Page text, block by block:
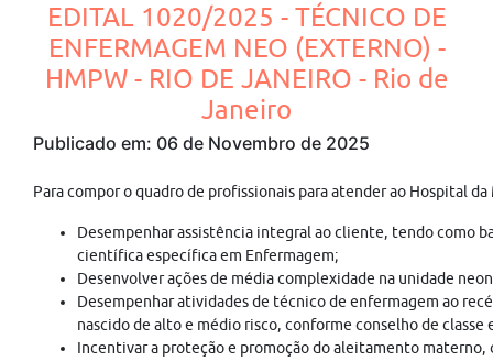
EDITAL 1020/2025 - TÉCNICO DE
ENFERMAGEM NEO (EXTERNO) -
HMPW - RIO DE JANEIRO - Rio de
Janeiro
Publicado em: 06 de Novembro de 2025
Para compor o quadro de profissionais para atender ao Hospital
Desempenhar assistência integral ao cliente, tendo como
científica específica em Enfermagem;
Desenvolver ações de média complexidade na unidade
Desempenhar atividades de técnico de enfermagem ao
nascido de alto e médio risco, conforme conselho de classe
Incentivar a proteção e promoção do aleitamento